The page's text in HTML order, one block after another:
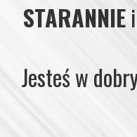
STARANNIEi
Jesteś w